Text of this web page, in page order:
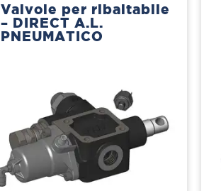
Valvole per ribaltabile
– DIRECT A.L.
PNEUMATICO